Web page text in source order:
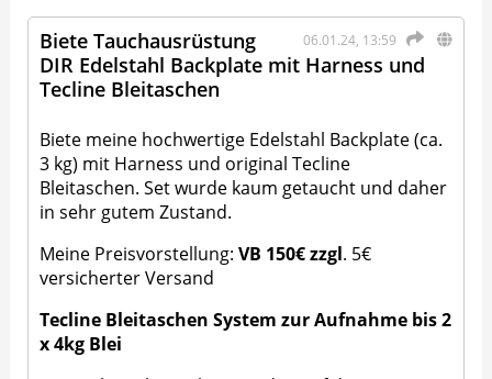
06.01.24, 13:59
Biete Tauchausrüstung
DIR Edelstahl Backplate mit Harness und
Tecline Bleitaschen
Biete meine hochwertige Edelstahl Backplate (ca.
3 kg) mit Harness und original Tecline
Bleitaschen. Set wurde kaum getaucht und daher
in sehr gutem Zustand.
Meine Preisvorstellung:VB 150€ zzgl. 5€
versicherter Versand
Tecline Bleitaschen System zur Aufnahme bis 2
x 4kg Blei